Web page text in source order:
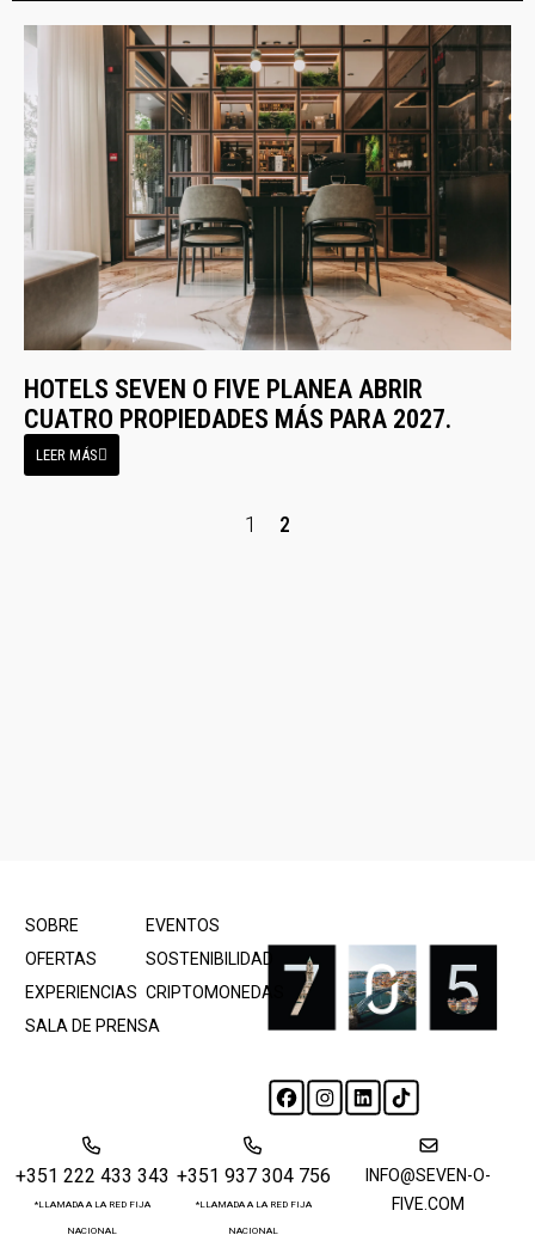
HOTELS SEVEN O FIVE PLANEA ABRIR
CUATRO PROPIEDADES MÁS PARA 2027.
LEER MÁS
1 2
SOBRE
EVENTOS
OFERTAS
SOSTENIBILIDAD
EXPERIENCIAS CRIPTOMONEDAS
SALA DE PRENSA
+351 222 433 343
*LLAMADA A LA RED FIJA
NACIONAL
+351 937 304 756
*LLAMADA A LA RED FIJA
NACIONAL
INFO@SEVEN-O-
FIVE.COM